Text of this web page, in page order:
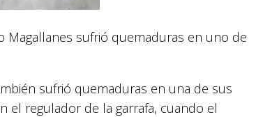
sufrió quemaduras en uno de
sufrió quemaduras en una de sus
el regulador de la garrafa, cuando el